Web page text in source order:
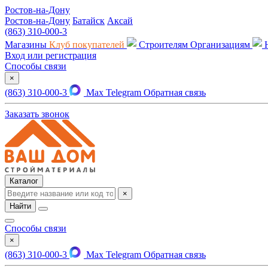
Ростов-на-Дону
Ростов-на-Дону Батайск Аксай
(863) 310-000-3
Магазины Клуб покупателей Строителям Организациям
Вход или регистрация
Способы связи
×
(863) 310-000-3 Max Telegram Обратная связь
Заказать звонок
Каталог
×
Найти
Способы связи
×
(863) 310-000-3 Max Telegram Обратная связь